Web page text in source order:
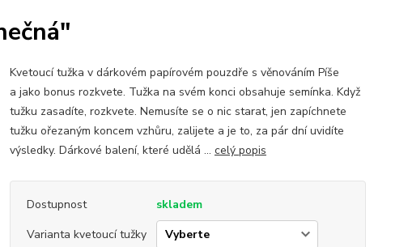
Kvetoucí tužka v dárkovém papírovém pouzdře s věnováním Píše
a jako bonus rozkvete. Tužka na svém konci obsahuje semínka. Když
tužku zasadíte, rozkvete. Nemusíte se o nic starat, jen zapíchnete
tužku ořezaným koncem vzhůru, zalijete a je to, za pár dní uvidíte
výsledky. Dárkové balení, které udělá ... celý popis
Dostupnost
skladem
Varianta kvetoucí tužky